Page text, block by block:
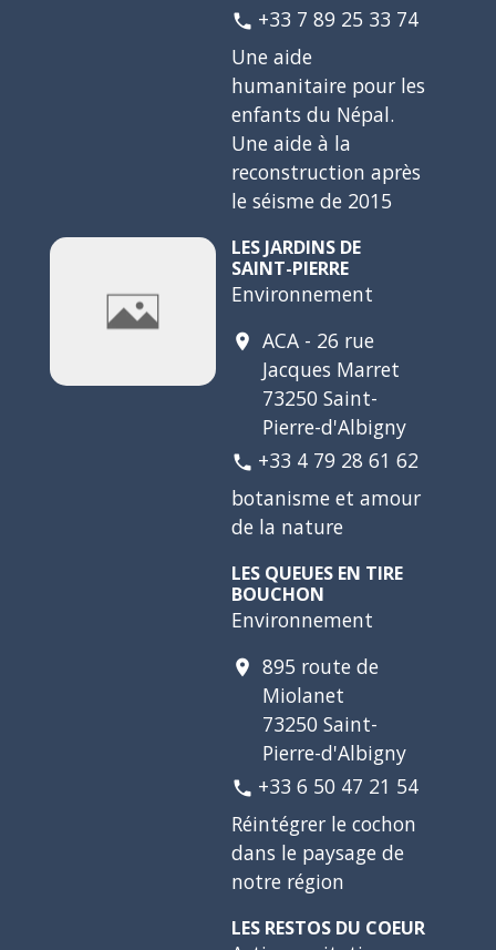
phone +33 7 89 25 33 74
Une aide
humanitaire pour les
enfants du Népal.
Une aide à la
reconstruction après
le séisme de 2015
LES JARDINS DE
SAINT-PIERRE
Environnement
location_on ACA - 26 rue
Jacques Marret
73250 Saint-
Pierre-d'Albigny
phone +33 4 79 28 61 62
botanisme et amour
de la nature
LES QUEUES EN TIRE
BOUCHON
Environnement
location_on 895 route de
Miolanet
73250 Saint-
Pierre-d'Albigny
phone +33 6 50 47 21 54
Réintégrer le cochon
dans le paysage de
notre région
LES RESTOS DU COEUR